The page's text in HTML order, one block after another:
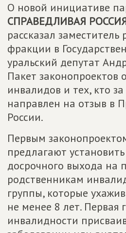
О новой инициативе
СПРАВЕДЛИВАЯ
рассказал заместитель
фракции в
уральский депутат
Пакет законопроектов
инвалидов и тех, кто
направлен на отзыв в
России.
Первым
предлагают
досрочного выхода на
родственникам
группы, которые
не менее 8 лет. Первая
инвалидности